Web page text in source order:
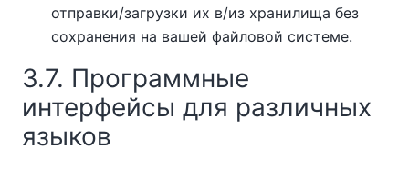
отправки/загрузки их в/из хранилища без
сохранения на вашей файловой системе.
3.7. Программные
интерфейсы для различных
языков